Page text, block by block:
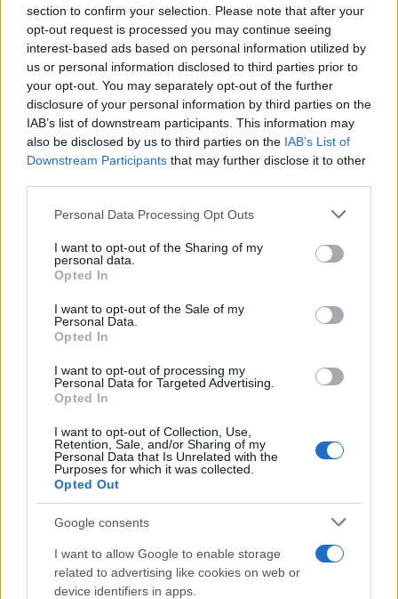
section to confirm your selection. Please note that after your
opt-out request is processed you may continue seeing
interest-based ads based on personal information utilized by
us or personal information disclosed to third parties prior to
your opt-out. You may separately opt-out of the further
disclosure of your personal information by third parties on the
IAB’s list of downstream participants. This information may
also be disclosed by us to third parties on the IAB’s List of
Downstream Participants that may further disclose it to other
Please note that this website/app uses one or more Google
not limited to your visit or usage behaviour. You may click to
grant or deny consent to Google and its third-party tags to
use your data for below specified purposes in below Google
consent section.
Personal Data Processing Opt Outs
I want to opt-out of the Sharing of my
personal data.
Opted In
I want to opt-out of the Sale of my
Personal Data.
Opted In
I want to opt-out of processing my
Personal Data for Targeted Advertising.
Opted In
I want to opt-out of Collection, Use,
Retention, Sale, and/or Sharing of my
Personal Data that Is Unrelated with the
Purposes for which it was collected.
Opted Out
Google consents
I want to allow Google to enable storage
related to advertising like cookies on web or
device identifiers in apps.
Pantheon, il comico Giobbe Covatta ha sintetizzato
con una battuta:“Affidare la tutela della biodiversità
ai cacciatori è come assumere come baby sitter
Epstein”.
AUTORE
specializzato in sport invernali e montagna,
segue da anni Coppa del Mondo di sci,
Olimpiadi invernali e alpinismo; racconta gare,
atleti e cultura della montagna con
alte.